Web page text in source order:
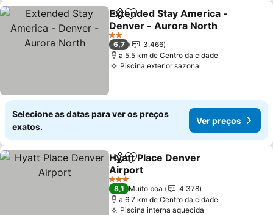
PartilharAdicionar aos favoritos
Extended Stay America -
Denver - Aurora North
2 Estrelas
6,7
3.466
a 5.5 km de Centro da cidade
Piscina exterior sazonal
Selecione as datas para ver os preços
exatos.
Ver preços
PartilharAdicionar aos favoritos
Hyatt Place Denver
Airport
3 Estrelas
8,1 Muito boa
4.378
a 6.7 km de Centro da cidade
Piscina interna aquecida